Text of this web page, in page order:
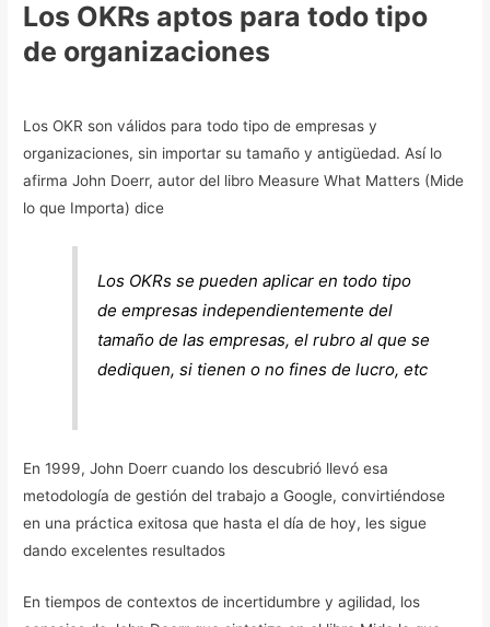
Los OKRs aptos para todo tipo
de organizaciones
Los OKR son válidos para todo tipo de empresas y
organizaciones, sin importar su tamaño y antigüedad. Así lo
afirma John Doerr, autor del libro Measure What Matters (Mide
lo que Importa) dice
Los OKRs se pueden aplicar en todo tipo
de empresas independientemente del
tamaño de las empresas, el rubro al que se
dediquen, si tienen o no fines de lucro, etc
En 1999, John Doerr cuando los descubrió llevó esa
metodología de gestión del trabajo a Google, convirtiéndose
en una práctica exitosa que hasta el día de hoy, les sigue
dando excelentes resultados
En tiempos de contextos de incertidumbre y agilidad, los